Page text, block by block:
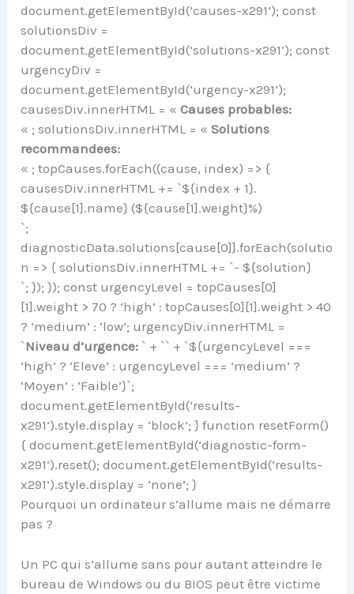
document.getElementById(’causes-x291’); const
solutionsDiv =
document.getElementById(‘solutions-x291’); const
urgencyDiv =
document.getElementById(‘urgency-x291’);
causesDiv.innerHTML = «Causes probables:
« ; solutionsDiv.innerHTML = «Solutions
recommandees:
« ; topCauses.forEach((cause, index) => {
causesDiv.innerHTML += `${index + 1}.
${cause[1].name} (${cause[1].weight}%)
`;
diagnosticData.solutions[cause[0]].forEach(solutio
n => { solutionsDiv.innerHTML += `- ${solution}
`; }); }); const urgencyLevel = topCauses[0]
[1].weight > 70 ? ‘high’ : topCauses[0][1].weight > 40
? ‘medium’ : ‘low’; urgencyDiv.innerHTML =
`Niveau d’urgence: ` + `` + `${urgencyLevel ===
‘high’ ? ‘Eleve’ : urgencyLevel === ‘medium’ ?
‘Moyen’ : ‘Faible’}`;
document.getElementById(‘results-
x291’).style.display = ‘block’; } function resetForm()
{ document.getElementById(‘diagnostic-form-
x291’).reset(); document.getElementById(‘results-
x291’).style.display = ‘none’; }
Pourquoi un ordinateur s’allume mais ne démarre
pas ?
Un PC qui s’allume sans pour autant atteindre le
bureau de Windows ou du BIOS peut être victime